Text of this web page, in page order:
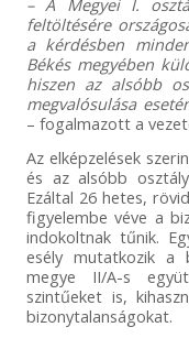
– A Megyei I.
feltöltésére
a kérdésben
Békés megyében
hiszen az alsóbb
megvalósulása
– fogalmazott a
Az elképzelések
és az alsóbb
Ezáltal 26 hetes,
figyelembe véve a
indokoltnak tűnik.
esély mutatkozik a
megye II/A-s
szintűeket is,
bizonytalanságokat.